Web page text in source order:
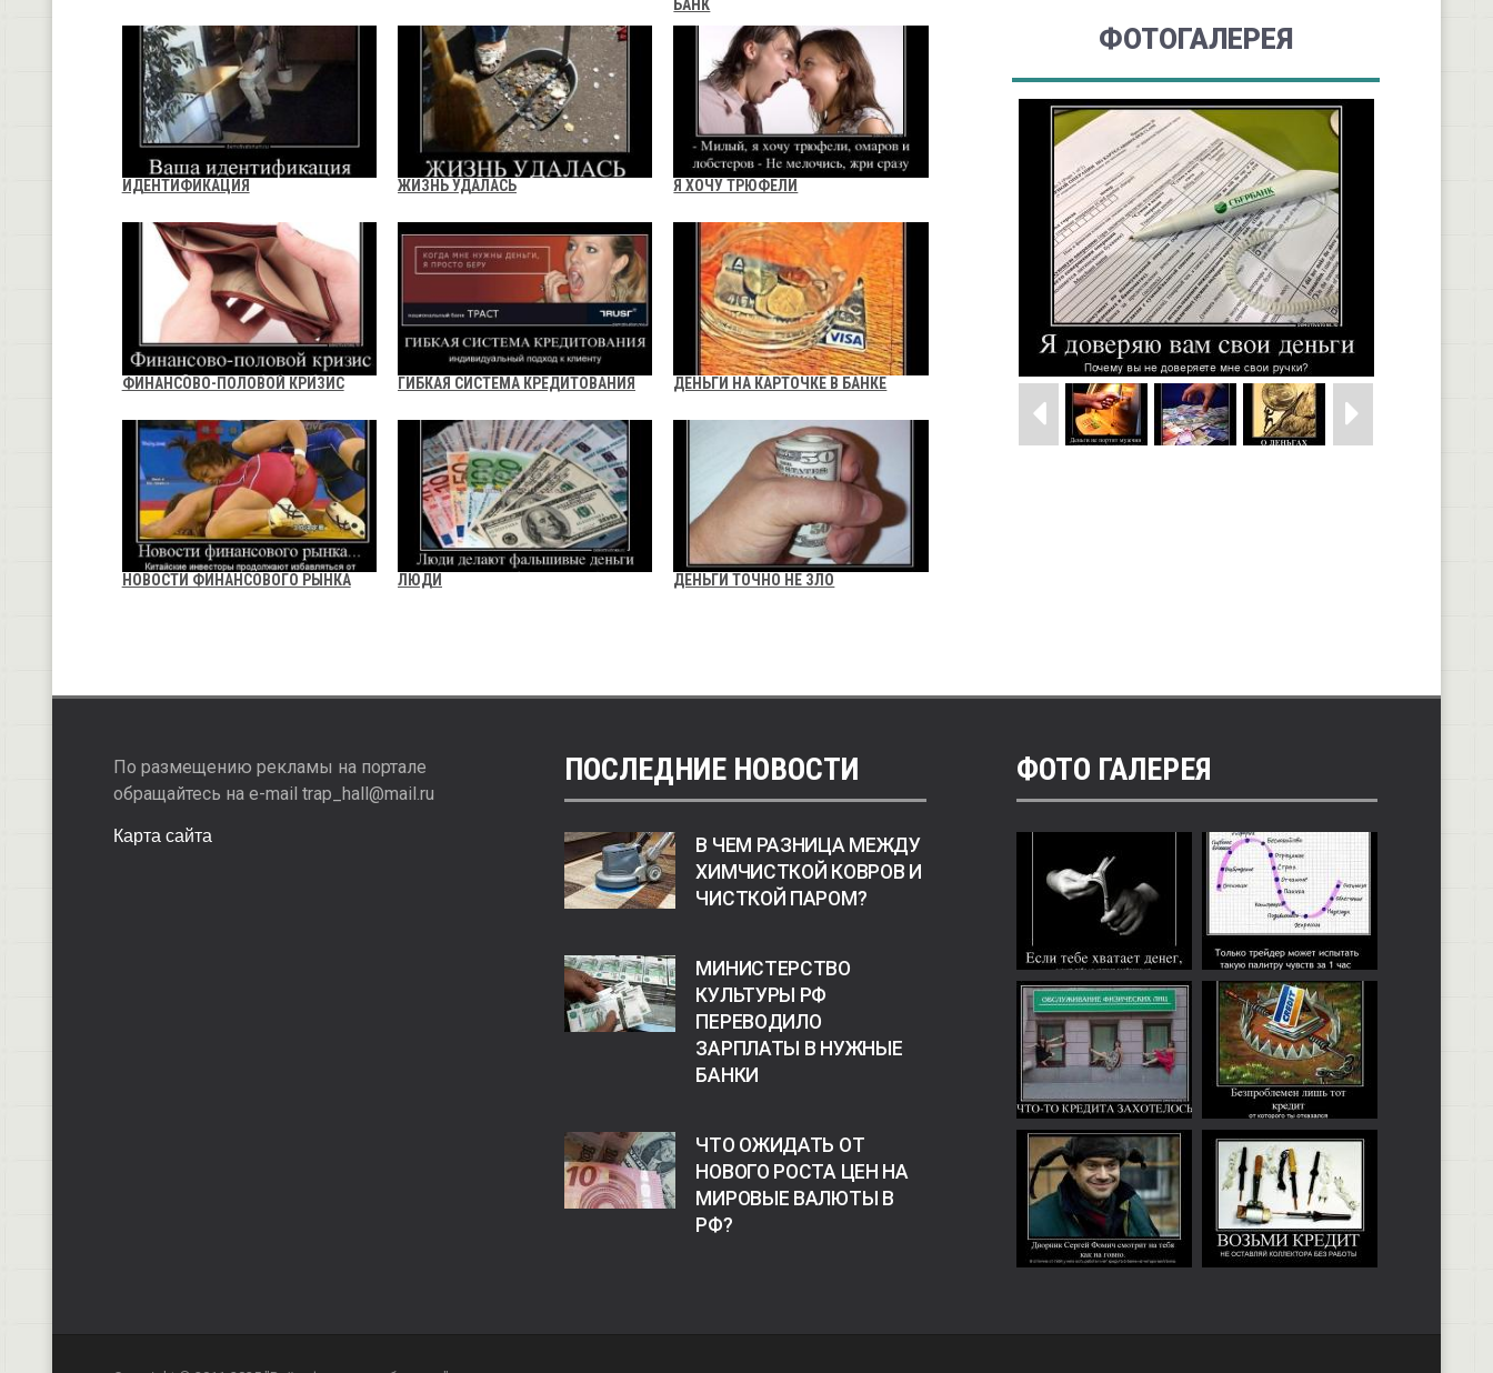
БАНК
ИДЕНТИФИКАЦИЯ ЖИЗНЬ УДАЛАСЬ Я ХОЧУ ТРЮФЕЛИ
ФИНАНСОВО-ПОЛОВОЙ КРИЗИС ГИБКАЯ СИСТЕМА КРЕДИТОВАНИЯ ДЕНЬГИ НА КАРТОЧКЕ В БАНКЕ
НОВОСТИ ФИНАНСОВОГО РЫНКА ЛЮДИ ДЕНЬГИ ТОЧНО НЕ ЗЛО
ФОТОГАЛЕРЕЯ
По размещению рекламы на портале
обращайтесь на e-mail trap_hall@mail.ru
Карта сайта
ПОСЛЕДНИЕ НОВОСТИ
В ЧЕМ РАЗНИЦА МЕЖДУ
ХИМЧИСТКОЙ КОВРОВ И
ЧИСТКОЙ ПАРОМ?
МИНИСТЕРСТВО
КУЛЬТУРЫ РФ
ПЕРЕВОДИЛО
ЗАРПЛАТЫ В НУЖНЫЕ
БАНКИ
ЧТО ОЖИДАТЬ ОТ
НОВОГО РОСТА ЦЕН НА
МИРОВЫЕ ВАЛЮТЫ В
РФ?
ФОТО ГАЛЕРЕЯ